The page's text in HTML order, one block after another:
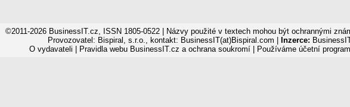
©2011-2026 BusinessIT.cz, ISSN 1805-0522 | Názvy použité v textech mohou být ochrannými
Provozovatel: Bispiral, s.r.o., kontakt: BusinessIT(at)Bispiral.com |
Inzerce:
O vydavateli
Pravidla webu BusinessIT.cz a ochrana soukromí| Používáme účetní